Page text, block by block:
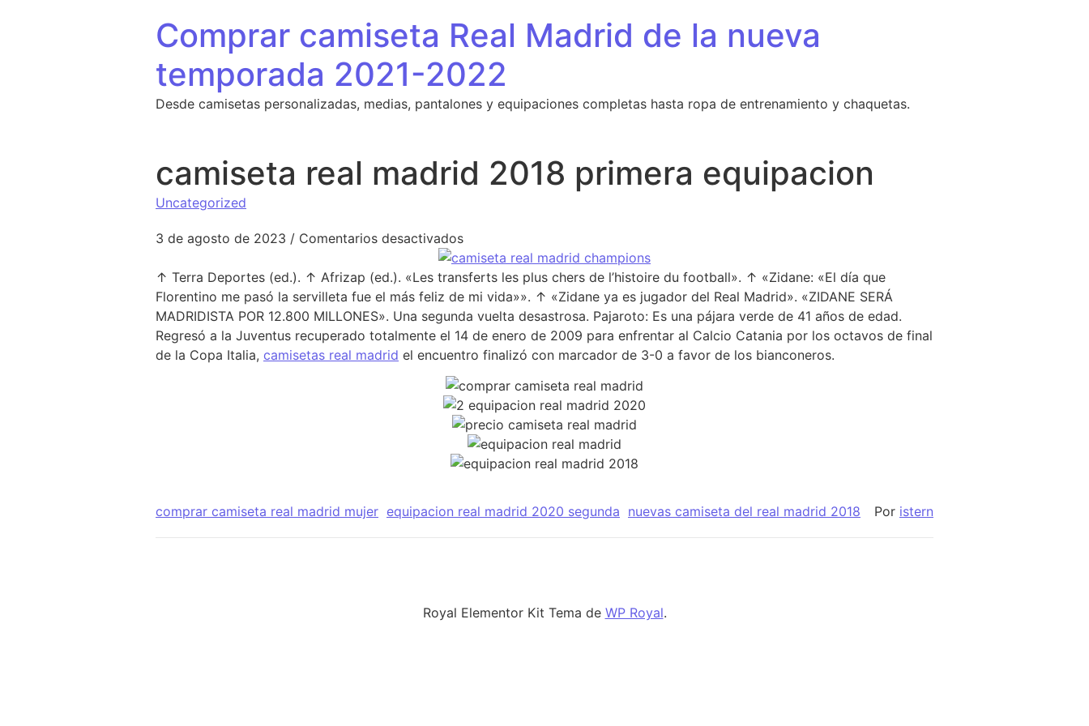
Comprar camiseta Real Madrid de la nueva
temporada 2021-2022
Desde camisetas personalizadas, medias, pantalones y equipaciones completas hasta ropa de entrenamiento y chaquetas.
camiseta real madrid 2018 primera equipacion
Uncategorized
3 de agosto de 2023 / Comentarios desactivadosen camiseta real madrid 2018 primera equipacion
↑ Terra Deportes (ed.). ↑ Afrizap (ed.). «Les transferts les plus chers de l’histoire du football». ↑ «Zidane: «El día que
Florentino me pasó la servilleta fue el más feliz de mi vida»». ↑ «Zidane ya es jugador del Real Madrid». «ZIDANE SERÁ
MADRIDISTA POR 12.800 MILLONES». Una segunda vuelta desastrosa. Pajaroto: Es una pájara verde de 41 años de edad.
Regresó a la Juventus recuperado totalmente el 14 de enero de 2009 para enfrentar al Calcio Catania por los octavos de final
de la Copa Italia, camisetas real madrid el encuentro finalizó con marcador de 3-0 a favor de los bianconeros.
comprar camiseta real madrid mujer equipacion real madrid 2020 segunda nuevas camiseta del real madrid 2018 Por istern
Royal Elementor Kit Tema de WP Royal.